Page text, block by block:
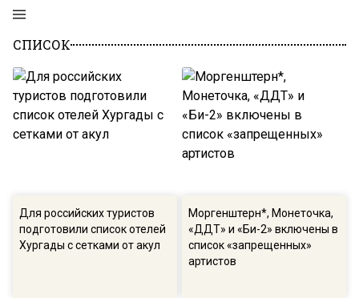
СПИСОК
Для российских туристов
подготовили список отелей
Хургады с сетками от акул
Моргенштерн*, Монеточка,
«ДДТ» и «Би-2» включены в
список «запрещенных»
артистов